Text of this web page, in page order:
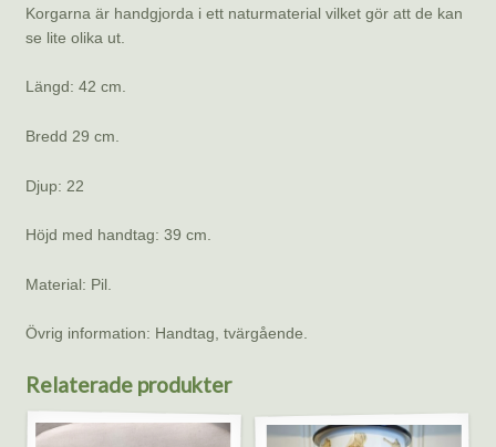
Korgarna är handgjorda i ett naturmaterial vilket gör att de kan
se lite olika ut.
Längd: 42 cm.
Bredd 29 cm.
Djup: 22
Höjd med handtag: 39 cm.
Material: Pil.
Övrig information: Handtag, tvärgående.
Relaterade produkter